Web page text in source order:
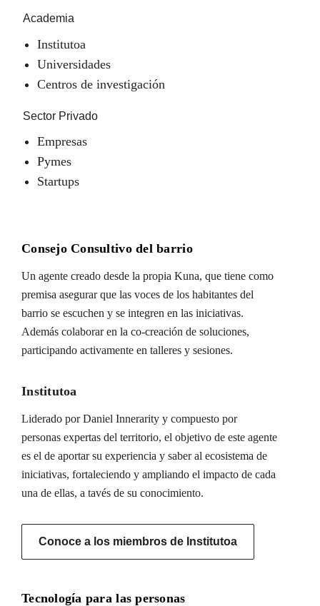
Academia
Institutoa
Universidades
Centros de investigación
Sector Privado
Empresas
Pymes
Startups
Consejo Consultivo del barrio
Un agente creado desde la propia Kuna, que tiene como
premisa asegurar que las voces de los habitantes del
barrio se escuchen y se integren en las iniciativas.
Además colaborar en la co-creación de soluciones,
participando activamente en talleres y sesiones.
Institutoa
Liderado por Daniel Innerarity y compuesto por
personas expertas del territorio, el objetivo de este agente
es el de aportar su experiencia y saber al ecosistema de
iniciativas, fortaleciendo y ampliando el impacto de cada
una de ellas, a tavés de su conocimiento.
Conoce a los miembros de Institutoa
Tecnología para las personas